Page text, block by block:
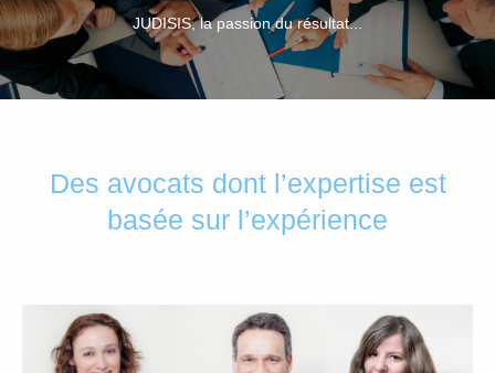
JUDISIS, la passion du résultat...
Des avocats dont l’expertise est
basée sur l’expérience